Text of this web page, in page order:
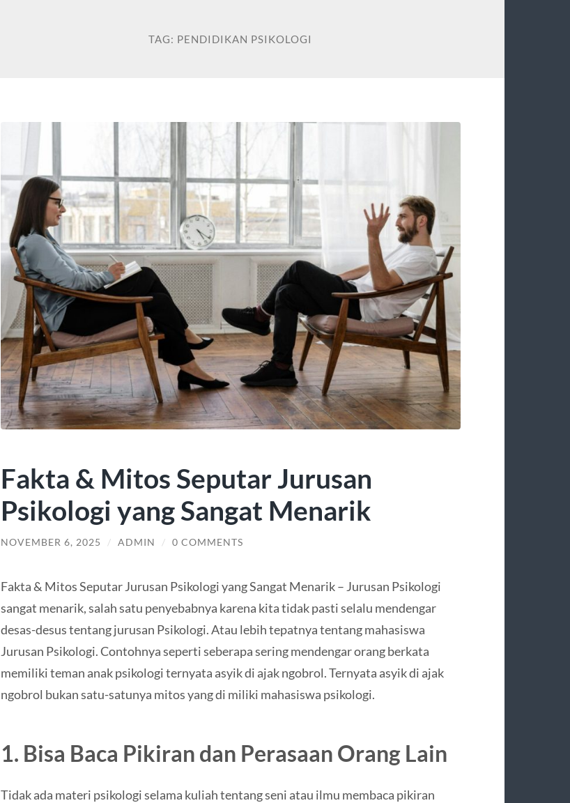
TAG: PENDIDIKAN PSIKOLOGI
Fakta & Mitos Seputar Jurusan
Psikologi yang Sangat Menarik
NOVEMBER 6, 2025 / ADMIN / 0 COMMENTS
Fakta & Mitos Seputar Jurusan Psikologi yang Sangat Menarik – Jurusan Psikologi
sangat menarik, salah satu penyebabnya karena kita tidak pasti selalu mendengar
desas-desus tentang jurusan Psikologi. Atau lebih tepatnya tentang mahasiswa
Jurusan Psikologi. Contohnya seperti seberapa sering mendengar orang berkata
memiliki teman anak psikologi ternyata asyik di ajak ngobrol. Ternyata asyik di ajak
ngobrol bukan satu-satunya mitos yang di miliki mahasiswa psikologi.
1. Bisa Baca Pikiran dan Perasaan Orang Lain
Tidak ada materi psikologi selama kuliah tentang seni atau ilmu membaca pikiran